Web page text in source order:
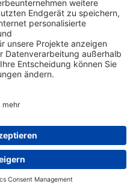
Sie direkt